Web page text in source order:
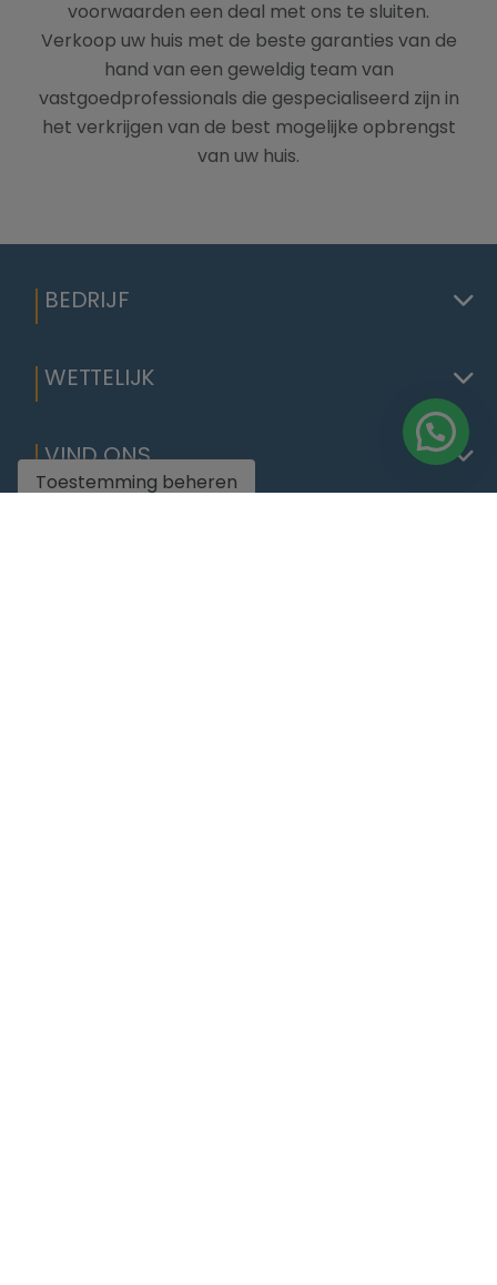
voorwaarden een deal met ons te sluiten.
Verkoop uw huis met de beste garanties van de
hand van een geweldig team van
vastgoedprofessionals die gespecialiseerd zijn in
het verkrijgen van de best mogelijke opbrengst
van uw huis.
BEDRIJF
WETTELIJK
VIND ONS
Toestemming beheren